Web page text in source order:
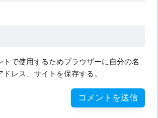
トで使用するためブラウザーに自分の名
レス、サイトを保存する。